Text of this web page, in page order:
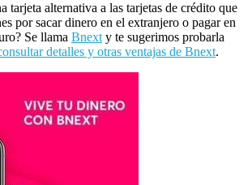
tarjeta alternativa a las tarjetas de crédito que
por sacar dinero en el extranjero o pagar en
Se llama Bnext y te sugerimos probarla
detalles y otras ventajas de Bnext.